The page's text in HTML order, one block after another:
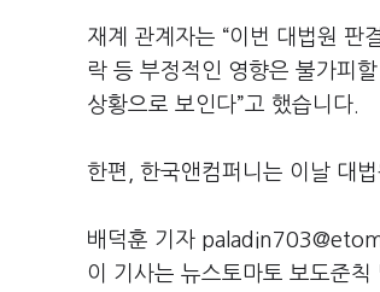
재계 관계자는 “이번 대법원 판
락 등 부정적인 영향은 불가피할
상황으로 보인다”고 했습니다.
한편 한국앤컴퍼니는 이날 대
배덕훈 기자
이 기사는 뉴스토마토 보도준